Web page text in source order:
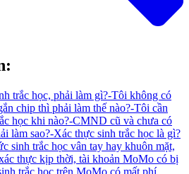
trắc học, phải làm gì?-Tôi không có
chip thì phải làm thế nào?-Tôi cần
học khi nào?-CMND cũ và chưa có
làm sao?-Xác thực sinh trắc học là gì?
sinh trắc học vân tay hay khuôn mặt,
thực kịp thời, tài khoản MoMo có bị
trắc học trên MoMo có mất phí